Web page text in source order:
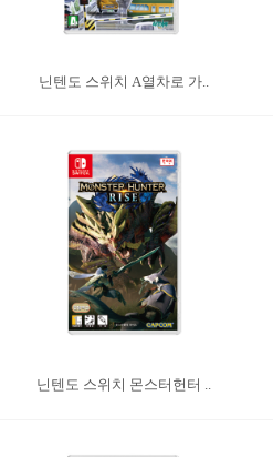
닌텐도 스위치 A열차로 가..
닌텐도 스위치 몬스터헌터 ..